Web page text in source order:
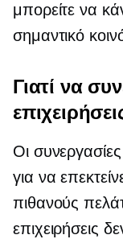
μπορείτε να
σημαντικό
Γιατί να
Οι
για να
πιθανούς
επιχειρήσεις